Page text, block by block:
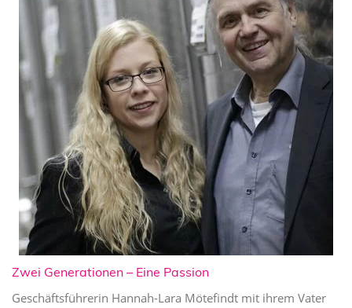
Zwei Generationen – Eine Passion
Geschäftsführerin Hannah-Lara Mötefindt mit ihrem Vater